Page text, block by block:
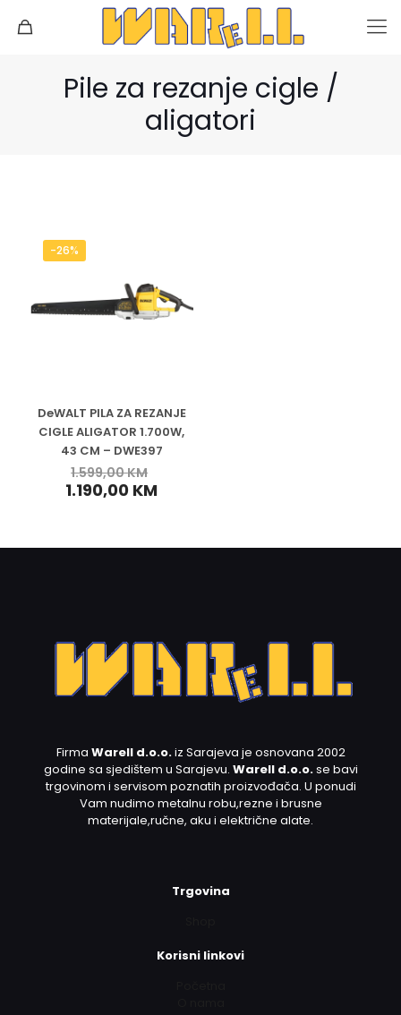
Pile za rezanje cigle /
aligatori
-26%
DeWALT PILA ZA REZANJE
CIGLE ALIGATOR 1.700W,
43 CM – DWE397
1.599,00KM
1.190,00 KM
Firma Warell d.o.o.iz Sarajeva je osnovana 2002
godine sa sjedištem u Sarajevu. Warell d.o.o.se bavi
trgovinom i servisom poznatih proizvođača. U ponudi
Vam nudimo metalnu robu,rezne i brusne
materijale,ručne, aku i električne alate.
Trgovina
Korisni linkovi